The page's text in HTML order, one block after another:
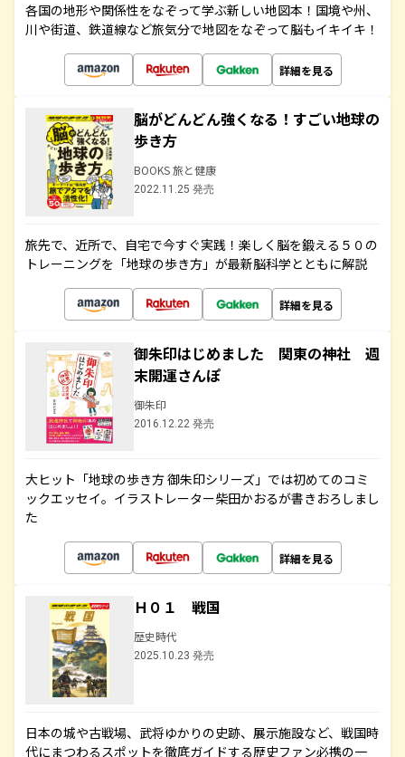
各国の地形や関係性をなぞって学ぶ新しい地図本！国境や州、
川や街道、鉄道線など旅気分で地図をなぞって脳もイキイキ！
詳細を見る
脳がどんどん強くなる！すごい地球の
歩き方
BOOKS 旅と健康
2022.11.25 発売
旅先で、近所で、自宅で今すぐ実践！楽しく脳を鍛える５０の
トレーニングを「地球の歩き方」が最新脳科学とともに解説
詳細を見る
御朱印はじめました 関東の神社 週
末開運さんぽ
御朱印
2016.12.22 発売
大ヒット「地球の歩き方 御朱印シリーズ」では初めてのコミ
ックエッセイ。イラストレーター柴田かおるが書きおろしまし
た
詳細を見る
Ｈ０１ 戦国
歴史時代
2025.10.23 発売
日本の城や古戦場、武将ゆかりの史跡、展示施設など、戦国時
代にまつわるスポットを徹底ガイドする歴史ファン必携の一